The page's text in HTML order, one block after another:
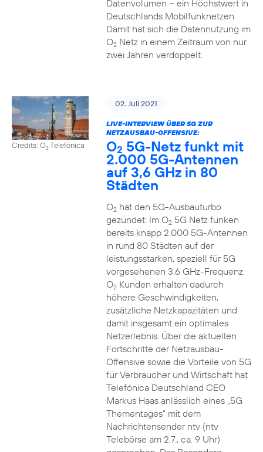
Datenvolumen – ein Höchstwert in
Deutschlands Mobilfunknetzen.
Damit hat sich die Datennutzung im
O2Netz in einem Zeitraum von nur
zwei Jahren verdoppelt.
Credits: O2Telefónica
02. Juli 2021
LIVE-INTERVIEW ÜBER 5G ZUR
NETZAUSBAU-OFFENSIVE:
O2 5G-Netz funkt mit
2.000 5G-Antennen
auf 3,6 GHz in 80
Städten
O2hat den 5G-Ausbauturbo
gezündet: Im O25G Netz funken
bereits knapp 2.000 5G-Antennen
in rund 80 Städten auf der
leistungsstarken, speziell für 5G
vorgesehenen 3,6 GHz-Frequenz.
O2Kunden erhalten dadurch
höhere Geschwindigkeiten,
zusätzliche Netzkapazitäten und
damit insgesamt ein optimales
Netzerlebnis. Über die aktuellen
Fortschritte der Netzausbau-
Offensive sowie die Vorteile von 5G
für Verbraucher und Wirtschaft hat
Telefónica Deutschland CEO
Markus Haas anlässlich eines „5G
Thementages“ mit dem
Nachrichtensender ntv (ntv
Telebörse am 2.7., ca. 9 Uhr)